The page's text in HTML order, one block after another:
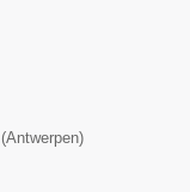
(Antwerpen)